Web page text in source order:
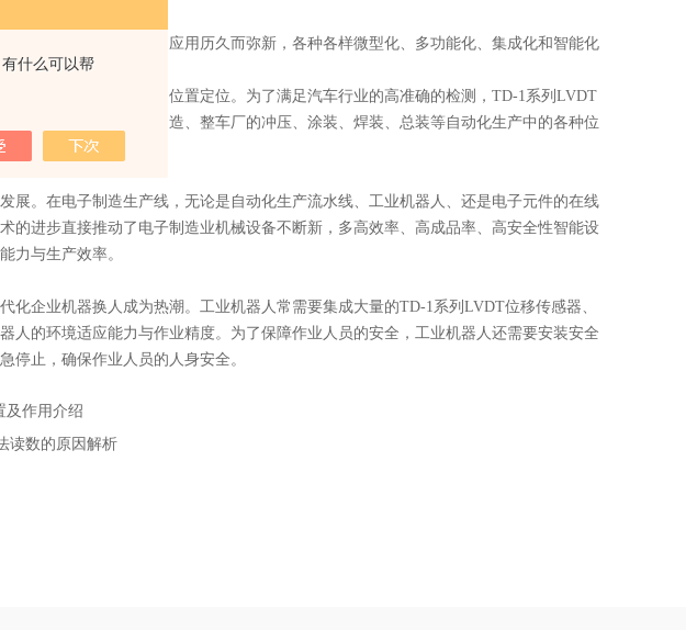
什么可以帮
感器技术在此领域的应用历久而弥新，各种各样微型化、多功能化、集成化和智能化
尺寸检测与组装中的位置定位。为了满足汽车行业的高准确的检测，TD-1系列LVDT
零部件加工、发动机制造、整车厂的冲压、涂装、焊装、总装等自动化生产中的各种位
。在电子制造生产线，无论是自动化生产流水线、工业机器人、还是电子元件的在线
的进步直接推动了电子制造业机械设备不断新，多高效率、高成品率、高安全性智能设
力与生产效率。
企业机器换人成为热潮。工业机器人常需要集成大量的TD-1系列LVDT位移传感器、
人的环境适应能力与作业精度。为了保障作业人员的安全，工业机器人还需要安装安全
停止，确保作业人员的人身安全。
及作用介绍
读数的原因解析